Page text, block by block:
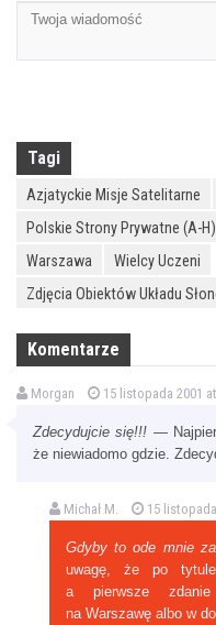
Tagi
Azjatyckie Misje Satelitarne
Polskie Strony Prywatne (A-H)
Warszawa
Wielcy Uczeni
Zdjęcia Obiektów Układu
Komentarze
Morgan 15 listopada 2001
Zdecydujcie się!!! —
że niewiadomo gdzie.
Michał M. 15
Gdyby to ode mnie
uwagę, że po
a pierwsze zdanie
na Warszawę albo w